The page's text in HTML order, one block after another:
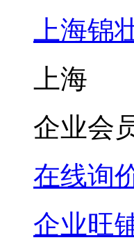
上海锦
上海
企业会
在线询
企业旺